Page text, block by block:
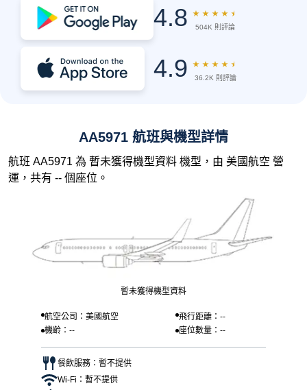
4.8 ★ ★ ★ ★ ★
504K 則評論
4.9 ★ ★ ★ ★ ★
36.2K 則評論
AA5971 航班與機型詳情
航班 AA5971 為 暫未獲得機型資料 機型，由 美國航空 營
運，共有 -- 個座位。
暫未獲得機型資料
航空公司：美國航空
飛行距離：--
機齡：--
座位數量：--
餐飲服務：暫不提供
Wi-Fi：暫不提供